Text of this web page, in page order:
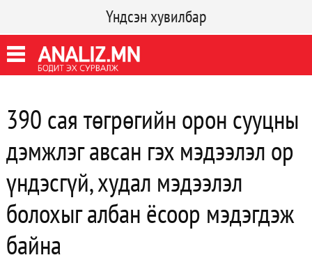
Үндсэн хувилбар
390 сая төгрөгийн орон сууцны
дэмжлэг авсан гэх мэдээлэл ор
үндэсгүй, худал мэдээлэл
болохыг албан ёсоор мэдэгдэж
байна